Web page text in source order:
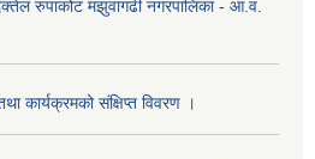
रुपाकोट मझुवागढी नगरपालिका - आ.व.
संक्षिप्त विवरण ।